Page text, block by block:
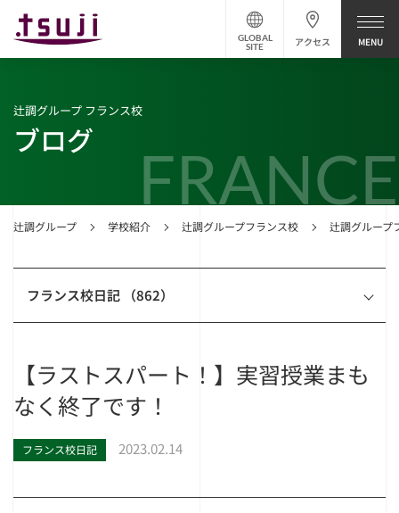
アクセス
GLOBAL
SITE
FRANCE
辻調グループ 学校紹介 辻調グループフランス校 辻調グループ
辻調グループ フランス校
ブログ
フランス校日記 （862）
【ラストスパート！】実習授業まも
なく終了です！
フランス校日記 2023.02.14